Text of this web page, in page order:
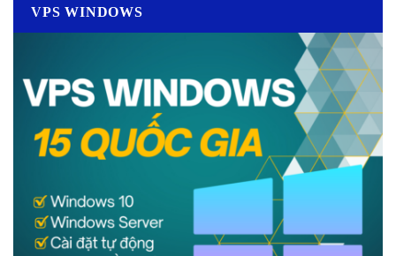
VPS WINDOWS